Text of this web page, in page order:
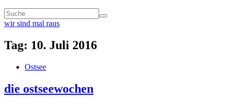
wir sind mal raus
Tag: 10. Juli 2016
Ostsee
die ostseewochen